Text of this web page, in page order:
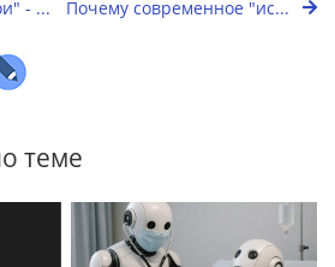
- ... Почему современное "ис...
теме